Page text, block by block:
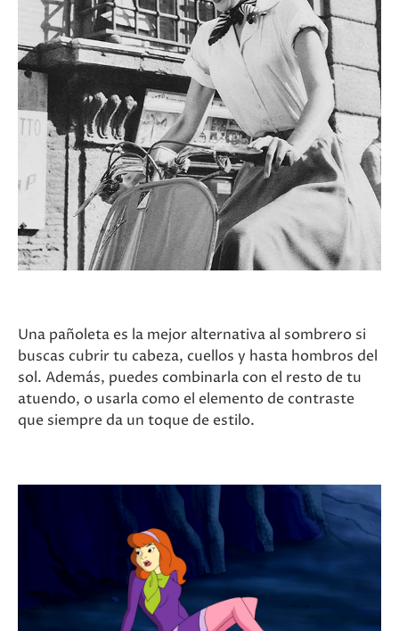
Una pañoleta es la mejor alternativa al sombrero si
buscas cubrir tu cabeza, cuellos y hasta hombros del
sol. Además, puedes combinarla con el resto de tu
atuendo, o usarla como el elemento de contraste
que siempre da un toque de estilo.